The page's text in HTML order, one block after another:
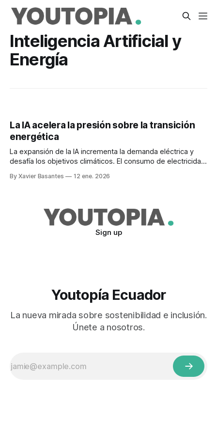
Inteligencia Artificial y
Energía
La IA acelera la presión sobre la transición
energética
La expansión de la IA incrementa la demanda eléctrica y
desafía los objetivos climáticos. El consumo de electricidad
By Xavier Basantes 12 ene. 2026
Sign up
Youtopía Ecuador
La nueva mirada sobre sostenibilidad e inclusión.
Únete a nosotros.